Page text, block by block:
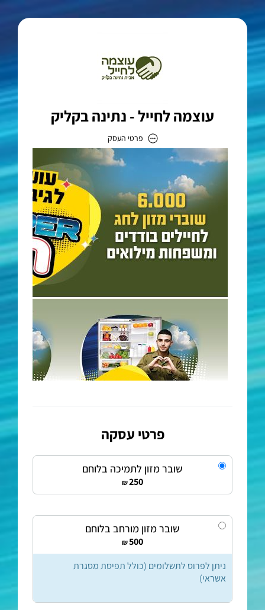
עוצמה לחייל - נתינה בקליק
פרטי העסק
עוצמה לחייל - נתינה בקליק
כתובת
דוא״ל
info@giveclick.co.il
פרטי עסקה
שובר מזון לתמיכה בלוחם
250
₪
שובר מזון מורחב בלוחם
500
₪
ניתן לפרוס לתשלומים (כולל תפיסת מסגרת
אשראי)